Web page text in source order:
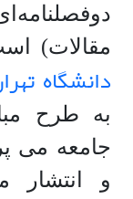
مقالات)
دانشگاه
به طرح
جامعه می‌
و انتشار